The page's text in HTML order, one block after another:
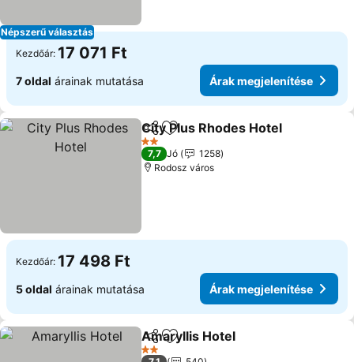
Népszerű választás
Kezdőár: 17 071 Ft
7 oldal árainak mutatása Árak megjelenítése
Megosztás
Hozzáadás a kedvencekhez
City Plus Rhodes Hotel
2 Kategória
7,7 Jó
1258
Rodosz város
Kezdőár: 17 498 Ft
5 oldal árainak mutatása Árak megjelenítése
MegosztásHozzáadás a kedvencekhez
Amaryllis Hotel
2 Kategória